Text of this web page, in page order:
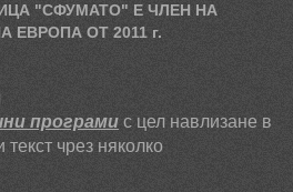
"СФУМАТО" Е ЧЛЕН НА
ЕВРОПА ОТ 2011 г.
програми с цел навлизане в
текст чрез няколко